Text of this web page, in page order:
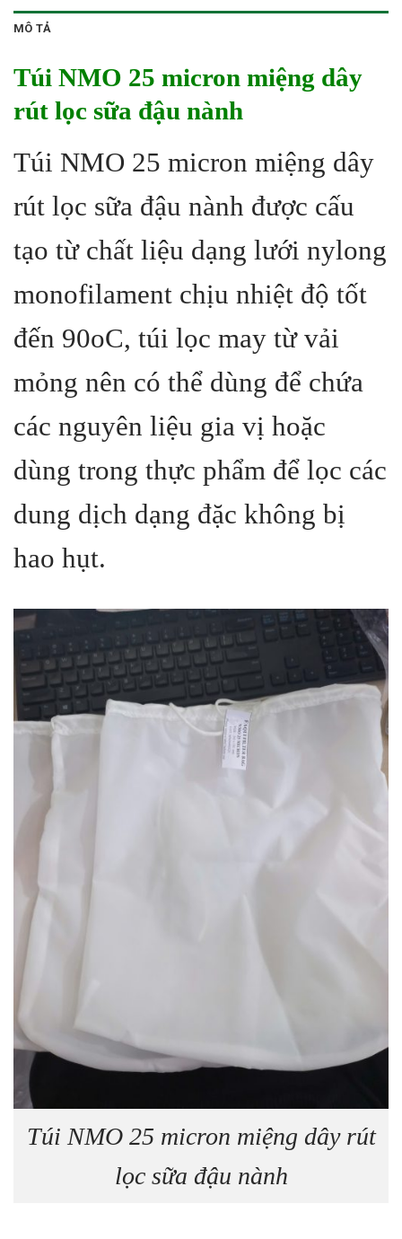
MÔ TẢ
Túi NMO 25 micron miệng dây
rút lọc sữa đậu nành
Túi NMO 25 micron miệng dây
rút lọc sữa đậu nành được cấu
tạo từ chất liệu dạng lưới nylong
monofilament chịu nhiệt độ tốt
đến 90oC, túi lọc may từ vải
mỏng nên có thể dùng để chứa
các nguyên liệu gia vị hoặc
dùng trong thực phẩm để lọc các
dung dịch dạng đặc không bị
hao hụt.
Túi NMO 25 micron miệng dây rút
lọc sữa đậu nành